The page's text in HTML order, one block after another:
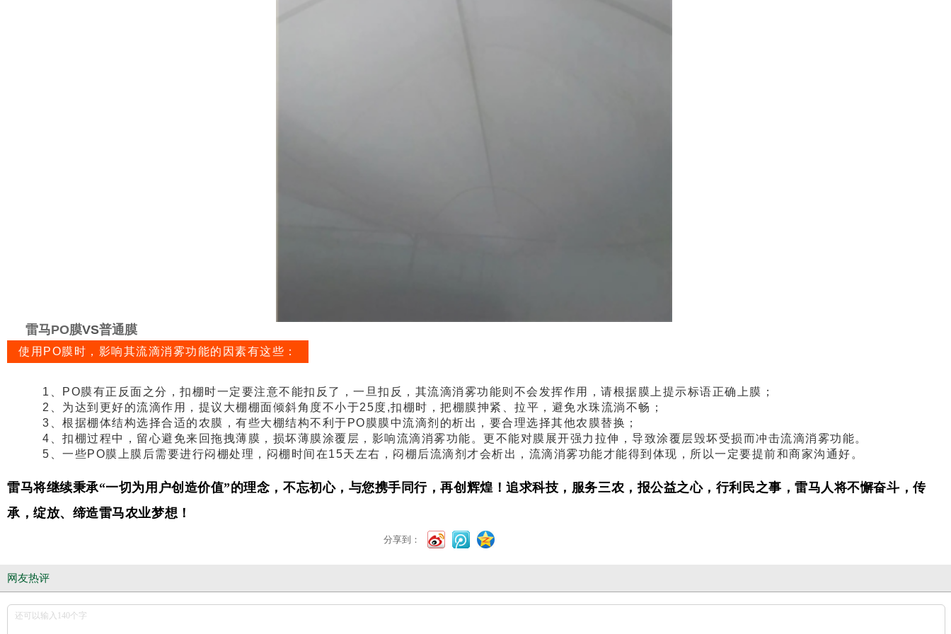
雷马PO膜VS普通膜
使用PO膜时，影响其流滴消雾功能的因素有这些：
1、PO膜有正反面之分，扣棚时一定要注意不能扣反了，一旦扣反，其流滴消雾功能则不会发挥作用，请根据膜上提示标语正确上膜；
2、为达到更好的流滴作用，提议大棚棚面倾斜角度不小于25度,扣棚时，把棚膜抻紧、拉平，避免水珠流淌不畅；
3、根据棚体结构选择合适的农膜，有些大棚结构不利于PO膜膜中流滴剂的析出，要合理选择其他农膜替换；
4、扣棚过程中，留心避免来回拖拽薄膜，损坏薄膜涂覆层，影响流滴消雾功能。更不能对膜展开强力拉伸，导致涂覆层毁坏受损而冲击流滴消雾功能。
5、一些PO膜上膜后需要进行闷棚处理，闷棚时间在15天左右，闷棚后流滴剂才会析出，流滴消雾功能才能得到体现，所以一定要提前和商家沟通好。
雷马将继续秉承“一切为用户创造价值”的理念，不忘初心，与您携手同行，再创辉煌！追求科技，服务三农，报公益之心，行利民之事，雷马人将不懈奋斗，传
承，绽放、缔造雷马农业梦想！
分享到：
网友热评